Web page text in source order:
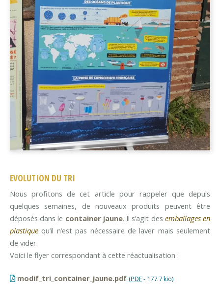
EVOLUTION DU TRI
Nous profitons de cet article pour rappeler que depuis
quelques semaines, de nouveaux produits peuvent être
déposés dans le container jaune. Il s’agit des emballages en
plastique qu’il n’est pas nécessaire de laver mais seulement
de vider.
Voici le flyer correspondant à cette réactualisation :
modif_tri_container_jaune.pdf (PDF- 177.7 kio)